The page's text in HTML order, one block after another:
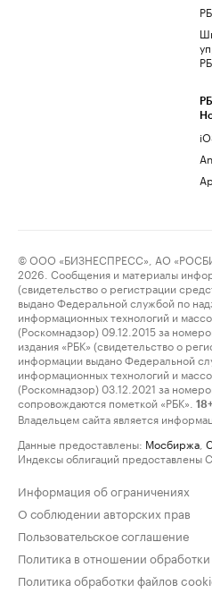
© ООО «БИЗНЕСПРЕСС», АО
2026. Сообщения и материалы
(свидетельство о регистрации
выдано Федеральной службой по
информационных технологий и
(Роскомнадзор) 09.12.2015 за
издания «РБК» (свидетельство о
информации выдано Федеральной
информационных технологий и
(Роскомнадзор) 03.12.2021 за
сопровождаются пометкой «РБК».
Владельцем сайта является
Данные предоставлены: Мосбиржа
Индексы облигаций предоставлены
Информация об ограничениях
О соблюдении авторских прав
Пользовательское соглашение
Политика в отношении
Политика обработки файлов